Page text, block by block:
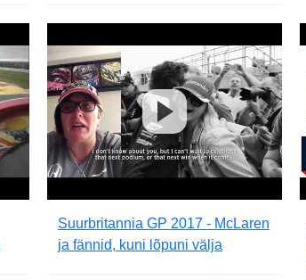
Suurbritannia GP 2017 - McLaren
ja fännid, kuni lõpuni välja